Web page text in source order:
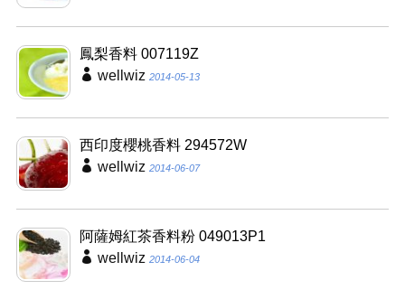
鳳梨香料 007119Z
wellwiz 2014-05-13
西印度櫻桃香料 294572W
wellwiz 2014-06-07
阿薩姆紅茶香料粉 049013P1
wellwiz 2014-06-04